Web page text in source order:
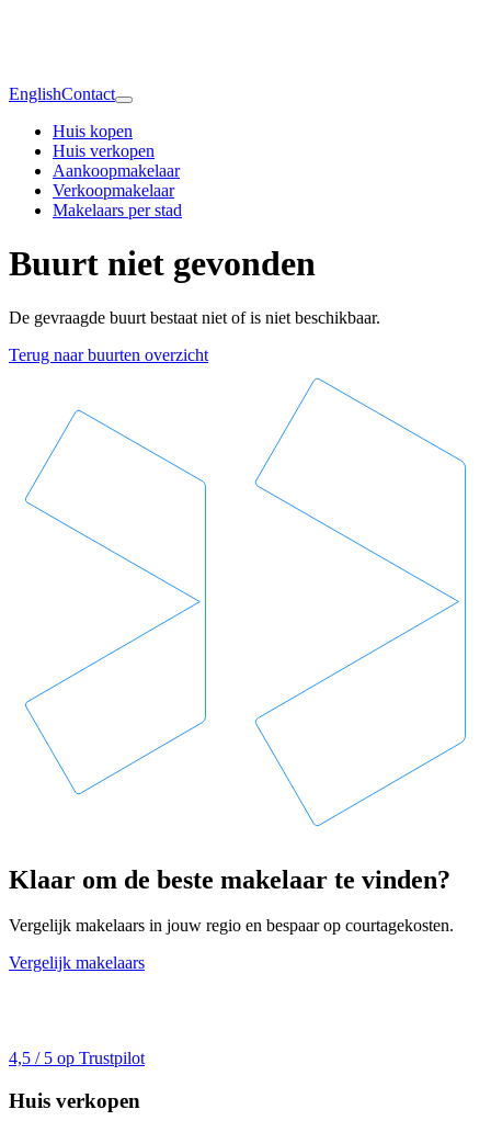
EnglishContact
Huis kopen
Huis verkopen
Aankoopmakelaar
Verkoopmakelaar
Makelaars per stad
Buurt niet gevonden
De gevraagde buurt bestaat niet of is niet beschikbaar.
Terug naar buurten overzicht
Klaar om de beste makelaar te vinden?
Vergelijk makelaars in jouw regio en bespaar op courtagekosten.
Vergelijk makelaars
4,5 / 5 op Trustpilot
Huis verkopen